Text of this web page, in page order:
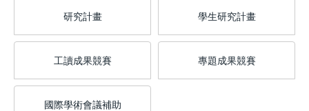
研究計畫 學生研究計畫
工讀成果競賽 專題成果競賽
國際學術會議補助